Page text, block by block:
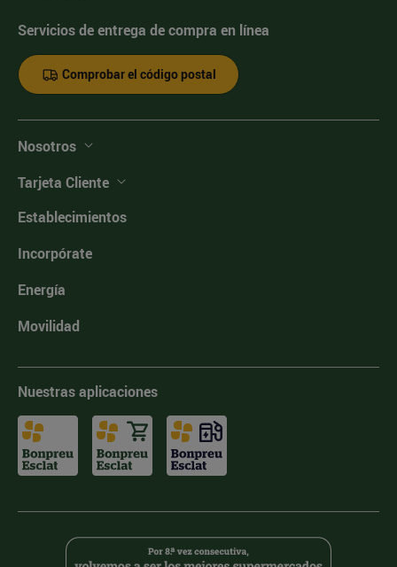
Servicios de entrega de compra en línea
Comprobar el código postal
Nosotros
Tarjeta Cliente
Establecimientos
Incorpórate
Energía
Movilidad
Nuestras aplicaciones